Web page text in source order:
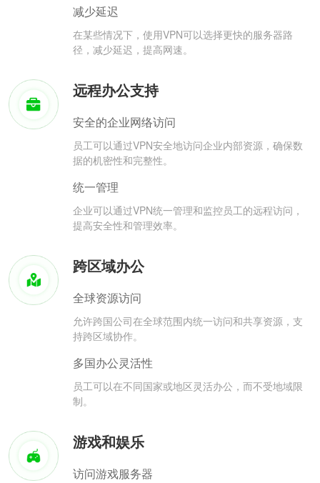
减少延迟
在某些情况下，使用VPN可以选择更快的服务器路
径，减少延迟，提高网速。
远程办公支持
安全的企业网络访问
员工可以通过VPN安全地访问企业内部资源，确保数
据的机密性和完整性。
统一管理
企业可以通过VPN统一管理和监控员工的远程访问，
提高安全性和管理效率。
跨区域办公
全球资源访问
允许跨国公司在全球范围内统一访问和共享资源，支
持跨区域协作。
多国办公灵活性
员工可以在不同国家或地区灵活办公，而不受地域限
制。
游戏和娱乐
访问游戏服务器